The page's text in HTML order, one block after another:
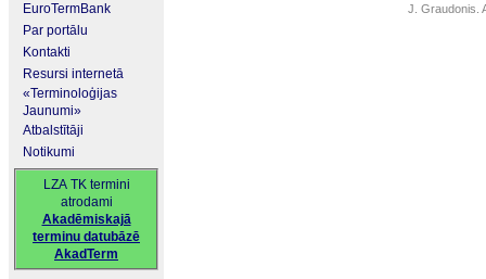
EuroTermBank
Par portālu
Kontakti
Resursi internetā
«Terminoloģijas
Jaunumi»
Atbalstītāji
Notikumi
LZA TK termini
atrodami
Akadēmiskajā
terminu datubāzē
AkadTerm
J. Graudonis.